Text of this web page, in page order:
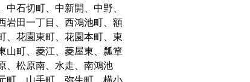
石切町、中新開、中野、
岩田一丁目、西鴻池町、額
、花園東町、花園本町、東
山町、菱江、菱屋東、瓢箪
、松原南、水走、南鴻池
町、山手町、弥生町、横小